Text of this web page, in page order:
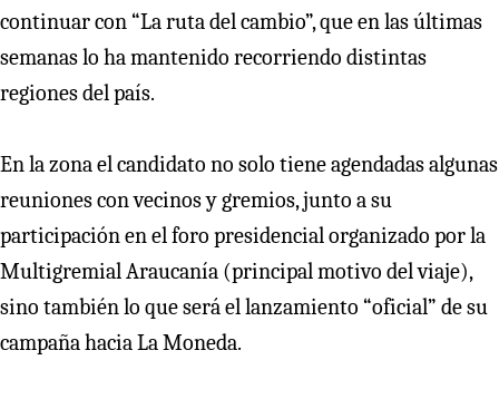
continuar con “La ruta del cambio”, que en las últimas
semanas lo ha mantenido recorriendo distintas
regiones del país.
En la zona el candidato no solo tiene agendadas algunas
reuniones con vecinos y gremios, junto a su
participación en el foro presidencial organizado por la
Multigremial Araucanía (principal motivo del viaje),
sino también lo que será el lanzamiento “oficial” de su
campaña hacia La Moneda.